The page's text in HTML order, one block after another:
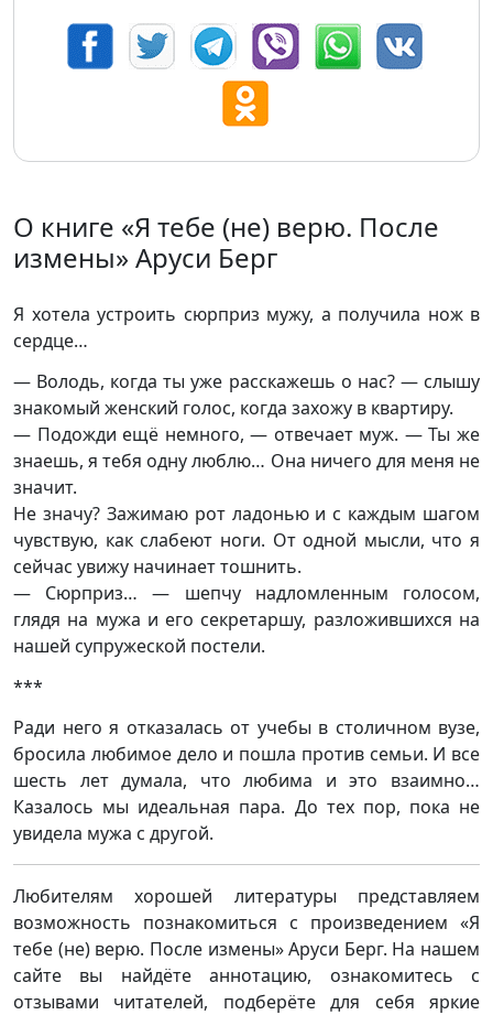
О книге «Я тебе (не) верю. После
измены» Аруси Берг
Я хотела устроить сюрприз мужу, а получила нож в
сердце…
— Володь, когда ты уже расскажешь о нас? — слышу
знакомый женский голос, когда захожу в квартиру.
— Подожди ещё немного, — отвечает муж. — Ты же
знаешь, я тебя одну люблю… Она ничего для меня не
значит.
Не значу? Зажимаю рот ладонью и с каждым шагом
чувствую, как слабеют ноги. От одной мысли, что я
сейчас увижу начинает тошнить.
— Сюрприз… — шепчу надломленным голосом,
глядя на мужа и его секретаршу, разложившихся на
нашей супружеской постели.
***
Ради него я отказалась от учебы в столичном вузе,
бросила любимое дело и пошла против семьи. И все
шесть лет думала, что любима и это взаимно…
Казалось мы идеальная пара. До тех пор, пока не
увидела мужа с другой.
Любителям хорошей литературы представляем
возможность познакомиться с произведением «Я
тебе (не) верю. После измены» Аруси Берг. На нашем
сайте вы найдёте аннотацию, ознакомитесь с
отзывами читателей, подберёте для себя яркие